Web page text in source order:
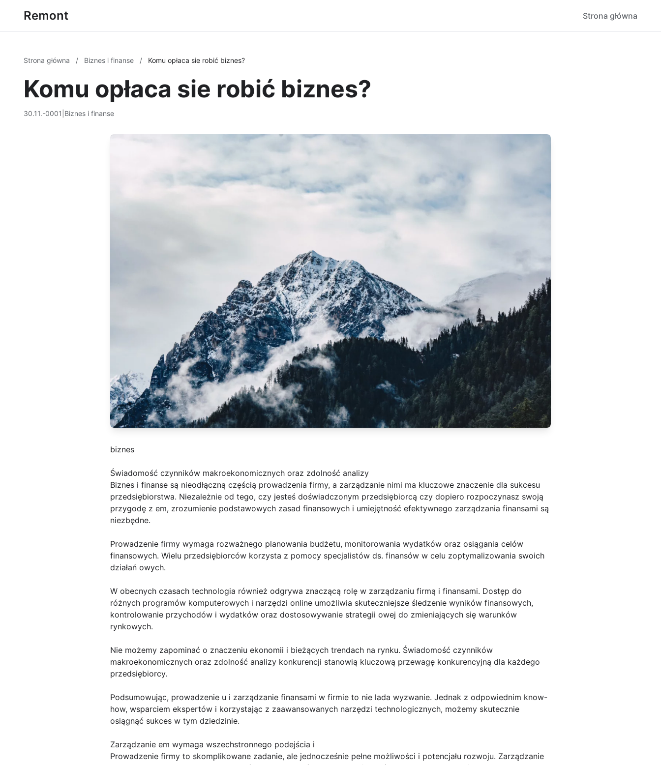
Remont Strona główna
Strona główna / Biznes i finanse / Komu opłaca sie robić biznes?
Komu opłaca sie robić biznes?
30.11.-0001 Biznes i finanse
biznes
Świadomość czynników makroekonomicznych oraz zdolność analizy
Biznes i finanse są nieodłączną częścią prowadzenia firmy, a zarządzanie nimi ma kluczowe znaczenie dla sukcesu
przedsiębiorstwa. Niezależnie od tego, czy jesteś doświadczonym przedsiębiorcą czy dopiero rozpoczynasz swoją
przygodę z em, zrozumienie podstawowych zasad finansowych i umiejętność efektywnego zarządzania finansami są
niezbędne.
Prowadzenie firmy wymaga rozważnego planowania budżetu, monitorowania wydatków oraz osiągania celów
finansowych. Wielu przedsiębiorców korzysta z pomocy specjalistów ds. finansów w celu zoptymalizowania swoich
działań owych.
W obecnych czasach technologia również odgrywa znaczącą rolę w zarządzaniu firmą i finansami. Dostęp do
różnych programów komputerowych i narzędzi online umożliwia skuteczniejsze śledzenie wyników finansowych,
kontrolowanie przychodów i wydatków oraz dostosowywanie strategii owej do zmieniających się warunków
rynkowych.
Nie możemy zapominać o znaczeniu ekonomii i bieżących trendach na rynku. Świadomość czynników
makroekonomicznych oraz zdolność analizy konkurencji stanowią kluczową przewagę konkurencyjną dla każdego
przedsiębiorcy.
Podsumowując, prowadzenie u i zarządzanie finansami w firmie to nie lada wyzwanie. Jednak z odpowiednim know-
how, wsparciem ekspertów i korzystając z zaawansowanych narzędzi technologicznych, możemy skutecznie
osiągnąć sukces w tym dziedzinie.
Zarządzanie em wymaga wszechstronnego podejścia i
Prowadzenie firmy to skomplikowane zadanie, ale jednocześnie pełne możliwości i potencjału rozwoju. Zarządzanie